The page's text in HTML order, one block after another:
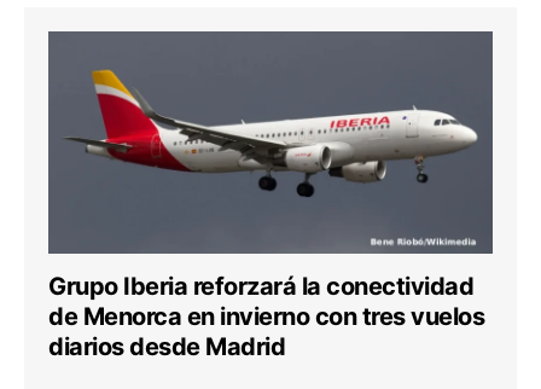
Grupo Iberia reforzará la conectividad
de Menorca en invierno con tres vuelos
diarios desde Madrid